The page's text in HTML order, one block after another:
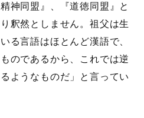
神同盟』、『道徳同盟』と
釈然としません。祖父は生
る言語はほとんど漢語で、
のであるから、これでは逆
ようなものだ」と言ってい